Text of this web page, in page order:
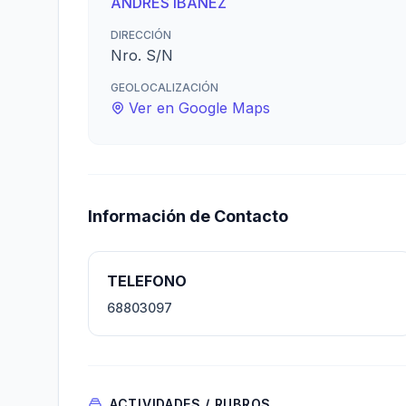
DIRECCIÓN
Nro. S/N
GEOLOCALIZACIÓN
Ver en Google Maps
Información de Contacto
TELEFONO
68803097